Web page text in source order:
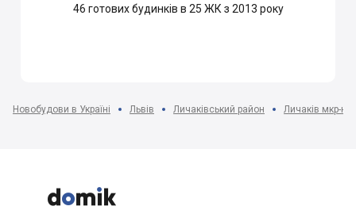
46 готових будинків в 25 ЖК з 2013 року
Новобудови в Україні Львів Личаківський район Личаків мкр-н


